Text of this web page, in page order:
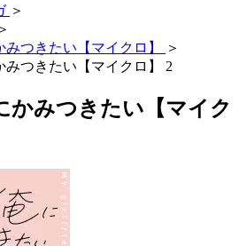
＞
＞
つきたい【マイクロ】
＞
みつきたい【マイクロ】 2
かみつきたい【マイク